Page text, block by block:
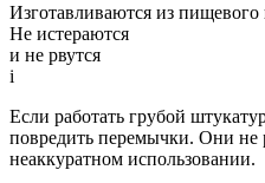
Изготавливаются из пищевого
Не истераются
и не рвутся
i
Если работать грубой
повредить перемычки. Они не
неаккуратном использовании.